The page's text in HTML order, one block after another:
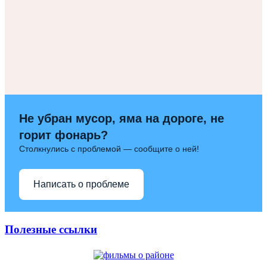
Не убран мусор, яма на дороге, не
горит фонарь?
Столкнулись с проблемой — сообщите о ней!
Написать о проблеме
Полезные ссылки